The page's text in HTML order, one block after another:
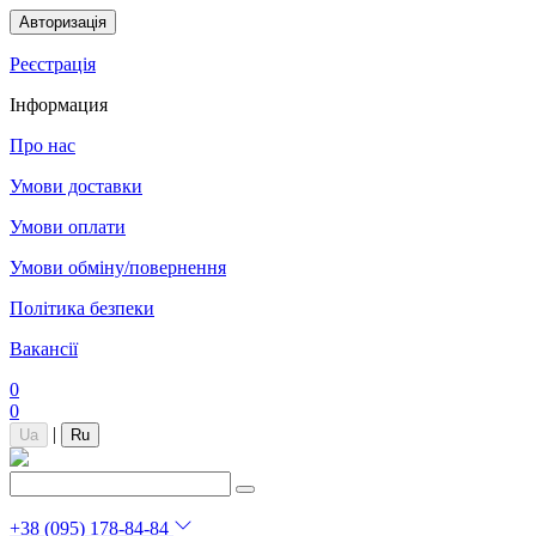
Авторизація
Реєстрація
Інформация
Про нас
Умови доставки
Умови оплати
Умови обміну/повернення
Політика безпеки
Вакансії
0
0
Ua | Ru
+38 (095) 178-84-84